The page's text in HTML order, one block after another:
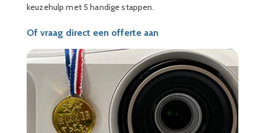
keuzehulp met 5 handige stappen.
Of vraag direct een offerte aan